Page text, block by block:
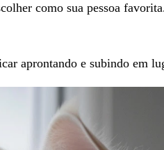
como sua pessoa
aprontando e subindo em